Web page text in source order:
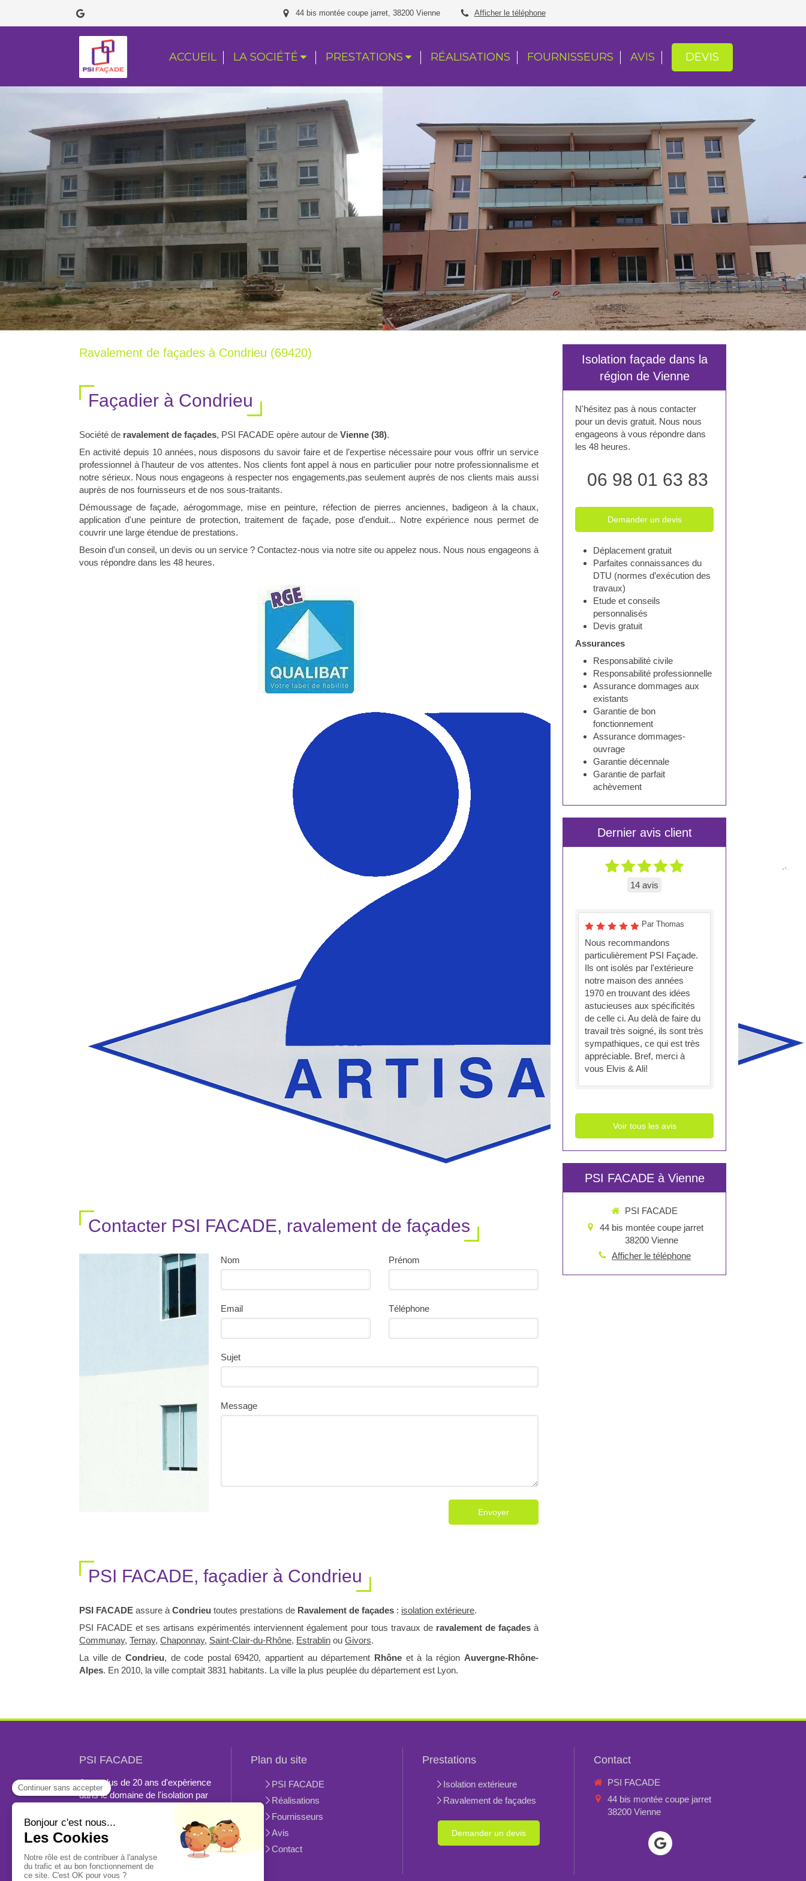
44 bis montée coupe jarret, 38200 Vienne Afficher le téléphone
ACCUEIL LA SOCIÉTÉ PRESTATIONS RÉALISATIONS FOURNISSEURS AVIS DEVIS
Ravalement de façades à Condrieu (69420)
Façadier à Condrieu
Société de ravalement de façades, PSI FACADE opère autour de Vienne (38).
En activité depuis 10 années, nous disposons du savoir faire et de l’expertise nécessaire pour vous offrir un service
professionnel à l'hauteur de vos attentes. Nos clients font appel à nous en particulier pour notre professionnalisme et
notre sérieux. Nous nous engageons à respecter nos engagements,pas seulement auprès de nos clients mais aussi
auprès de nos fournisseurs et de nos sous-traitants.
Démoussage de façade, aérogommage, mise en peinture, réfection de pierres anciennes, badigeon à la chaux,
application d'une peinture de protection, traitement de façade, pose d'enduit... Notre expérience nous permet de
couvrir une large étendue de prestations.
Besoin d'un conseil, un devis ou un service ? Contactez-nous via notre site ou appelez nous. Nous nous engageons à
vous répondre dans les 48 heures.
Contacter PSI FACADE, ravalement de façades
Nom Prénom
Email Téléphone
Sujet
Message
Envoyer
PSI FACADE, façadier à Condrieu
PSI FACADE assure à Condrieu toutes prestations de Ravalement de façades : isolation extérieure.
PSI FACADE et ses artisans expérimentés interviennent également pour tous travaux de ravalement de façadesà
Communay, Ternay, Chaponnay, Saint-Clair-du-Rhône, Estrablin ou Givors.
La ville de Condrieu, de code postal 69420, appartient au département Rhôneet à la région Auvergne-Rhône-
Alpes. En 2010, la ville comptait 3831 habitants. La ville la plus peuplée du département est Lyon.
Isolation façade dans la
région de Vienne
N'hésitez pas à nous contacter
pour un devis gratuit. Nous nous
engageons à vous répondre dans
les 48 heures.
06 98 01 63 83
Demander un devis
Déplacement gratuit
Parfaites connaissances du
DTU (normes d’exécution des
travaux)
Etude et conseils
personnalisés
Devis gratuit
Assurances
Responsabilité civile
Responsabilité professionnelle
Assurance dommages aux
existants
Garantie de bon
fonctionnement
Assurance dommages-
ouvrage
Garantie décennale
Garantie de parfait
achèvement
Dernier avis client
14 avis
Par Thomas
Nous recommandons
particulièrement PSI Façade.
Ils ont isolés par l'extérieure
notre maison des années
1970 en trouvant des idées
astucieuses aux spécificités
de celle ci. Au delà de faire du
travail très soigné, ils sont très
sympathiques, ce qui est très
appréciable. Bref, merci à
vous Elvis & Ali!
Voir tous les avis
PSI FACADE à Vienne
PSI FACADE
44 bis montée coupe jarret
38200 Vienne
Afficher le téléphone
PSI FACADE
Avec plus de 20 ans d'expèrience
dans le domaine de l'isolation par
votre disposition son équipe
qualifiés à
Ravalement de façades ou
isolation extérieure...Nous
sommes capables de réaliser
Plan du site
PSI FACADE
Réalisations
Fournisseurs
Avis
Contact
Prestations
Isolation extérieure
Ravalement de façades
Demander un devis
Contact
PSI FACADE
44 bis montée coupe jarret
38200 Vienne